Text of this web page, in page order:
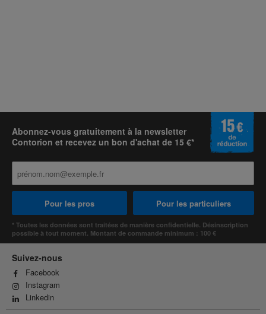
Abonnez-vous gratuitement à la newsletter
Contorion et recevez un bon d'achat de 15 €*
Pour les pros Pour les particuliers
* Toutes les données sont traitées de manière confidentielle. Désinscription
possible à tout moment. Montant de commande minimum : 100 €
Suivez-nous
Facebook
Instagram
Linkedin